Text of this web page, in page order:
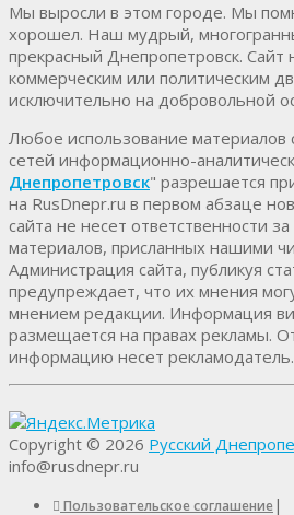
Мы выросли в этом городе. Мы
хорошел. Наш мудрый,
прекрасный Днепропетровск. Cайт
коммерческим или политическим
исключительно на добровольной
Любое использование материалов
сетей информационно-
Днепропетровск" разрешается
на RusDnepr.ru в первом абзаце
сайта не несет ответственности
материалов, присланных нашими
Администрация сайта, публикуя
предупреждает, что их мнения
мнением редакции. Информация
размещается на правах рекламы.
информацию несет рекламодатель.
Copyright © 2026 Русский
info@rusdnepr.ru
Пользовательское соглашение |